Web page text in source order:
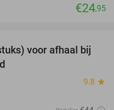
€24,95
45%
voor afhaal bij
9.8 star